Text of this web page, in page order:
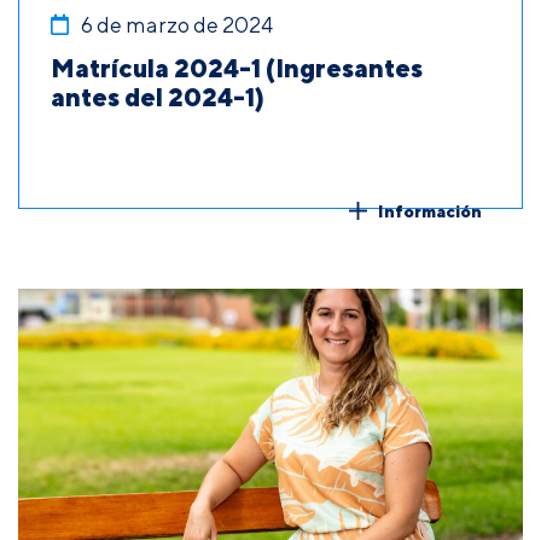
6 de marzo de 2024
Matrícula 2024-1 (Ingresantes
antes del 2024-1)
Información